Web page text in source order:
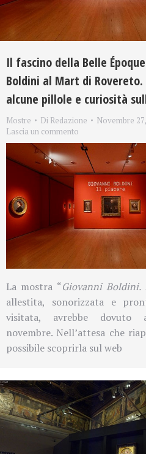
Il fascino della Belle
Boldini al Mart di Rovereto.
alcune pillole e curiosità
Mostre Di Redazione
Novembre
Lascia un commento
La mostra “Giovanni Boldini.
allestita, sonorizzata e
visitata, avrebbe
novembre. Nell’attesa che
possibile scoprirla sul web